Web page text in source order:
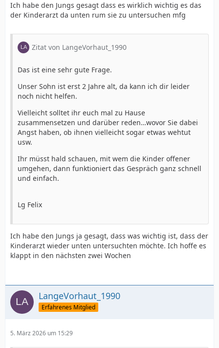
Ich habe den Jungs gesagt dass es wirklich wichtig es das
der Kinderarzt da unten rum sie zu untersuchen mfg
Zitat von LangeVorhaut_1990
Das ist eine sehr gute Frage.
Unser Sohn ist erst 2 Jahre alt, da kann ich dir leider
noch nicht helfen.
Vielleicht solltet ihr euch mal zu Hause
zusammensetzen und darüber reden…wovor Sie dabei
Angst haben, ob ihnen vielleicht sogar etwas wehtut
usw.
Ihr müsst hald schauen, mit wem die Kinder offener
umgehen, dann funktioniert das Gespräch ganz schnell
und einfach.
Lg Felix
Ich habe den Jungs ja gesagt, dass was wichtig ist, dass der
Kinderarzt wieder unten untersuchten möchte. Ich hoffe es
klappt in den nächsten zwei Wochen
LangeVorhaut_1990
Erfahrenes Mitglied
5. März 2026 um 15:29